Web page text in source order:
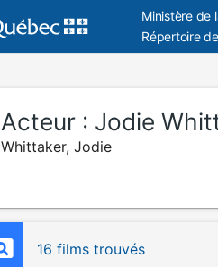
Ministère de
Répertoire
Acteur : Jodie
Whittaker, Jodie
16 films trouvés